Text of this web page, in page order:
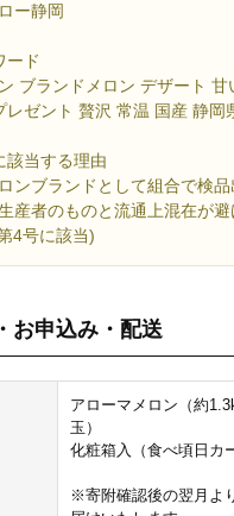
ー静岡
ード
ブランドメロン デザート 甘
レゼント 贅沢 常温 国産 静岡
該当する理由
ンブランドとして組合で検品
産者のものと流通上混在が避
4号に該当)
お申込み・配送
アローマメロン（約
玉）
化粧箱入（食べ頃日カ
※寄附確認後の翌月よ